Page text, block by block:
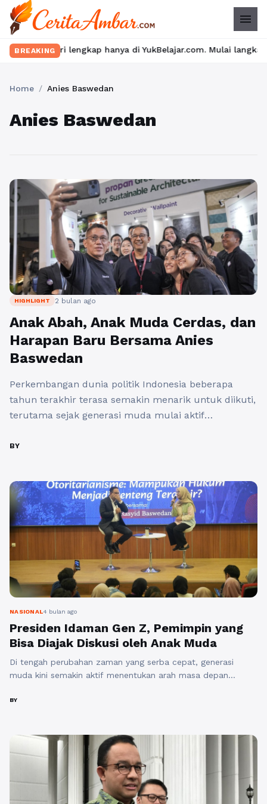
menu
BREAKING
hanya di YukBelajar.com. Mulai langkah suksesmu hari
Home / Anies Baswedan
Anies Baswedan
HIGHLIGHT 2 bulan ago
Anak Abah, Anak Muda Cerdas, dan
Harapan Baru Bersama Anies
Baswedan
Perkembangan dunia politik Indonesia beberapa
tahun terakhir terasa semakin menarik untuk diikuti,
terutama sejak generasi muda mulai aktif
Anak muda sekarang bukan lagi sekadar penonton
perubahan itu, muncul banyak istilah baru seperti
“anak abah”, “anak ...Baca Selengkapnya
BY
NASIONAL4 bulan ago
Presiden Idaman Gen Z, Pemimpin yang
Bisa Diajak Diskusi oleh Anak Muda
Di tengah perubahan zaman yang serba cepat, generasi
muda kini semakin aktif menentukan arah masa depan
sosial dan politik, tetapi sudah menjadi kelompok yang kritis,
menjadi sangat penting. Anak muda masa kini ...
Selengkapnya
BY